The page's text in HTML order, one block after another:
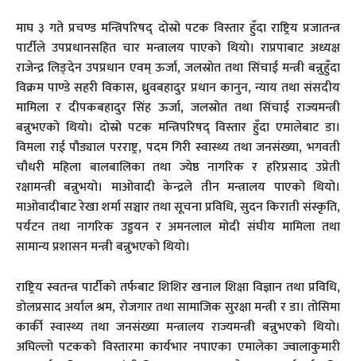
माघ ३ गते प्रचण्ड मन्त्रिपरिषद् दोस्रो पटक विस्तार हुँदा राष्ट्रिय प्रजातन्त्र
पार्टीले उपप्रधानसहित चार मन्त्रालय पाएको थियो। राप्रपाबाट अध्यक्ष
राजेन्द्र लिङ्देन उपप्रधान एवम् ऊर्जा, जलस्रोत तथा सिंचाई मन्त्री बन्नुहुँदा
विक्रम पाण्डे सहरी विकास, ध्रुवबहादुर प्रधान कानुन, न्याय तथा संसदीय
मामिला र दीपकबहादुर सिंह ऊर्जा, जलस्रोत तथा सिंचाई राज्यमन्त्री
बन्नुभएको थियो। दोस्रो पटक मन्त्रिपरिषद् विस्तार हुँदा एमालेबाट डा।
विमला राई पौड्याल परराष्ट्र, पदम गिरी स्वास्थ्य तथा जनसंख्या, भगवती
चौधरी महिला बालबालिका तथा ज्येष्ठ नागरिक र हरिप्रसाद उप्रेती
रक्षामन्त्री बन्नुभयो। माओवादी केन्द्रले तीन मन्त्रालय पाएको थियो।
माओवादीबाट रेखा शर्मा सञ्चार तथा सूचना प्रविधि, सुदन किराती संस्कृति,
पर्यटन तथा नागरिक उड्डयन र अमनलाल मोदी संघीय मामिला तथा
सामान्य प्रशासन मन्त्री बन्नुभएको थियो।
राष्ट्रिय स्वतन्त्र पार्टीको तर्फबाट शिशिर खनाल शिक्षा विज्ञान तथा प्रविधि,
डोलप्रसाद अर्याल श्रम, रोजगार तथा सामाजिक सुरक्षा मन्त्री र डा। तोसिमा
कार्की स्वास्थ्य तथा जनसंख्या मन्त्रालय राज्यमन्त्री बन्नुभएको थियो।
अघिल्लो पटकको विस्तारमा कार्यभार नपाएका एमालेका ज्वालाकुमारी